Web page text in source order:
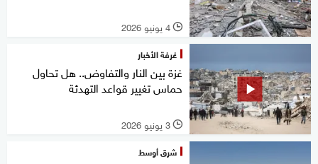
l 4 يونيو 2026
غرفة الأخبار
غزة بين النار والتفاوض.. هل تحاول
حماس تغيير قواعد التهدئة
l 3 يونيو 2026
شرق أوسط